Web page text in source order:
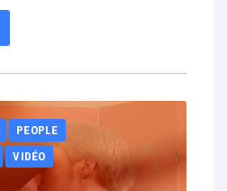
PEOPLE
VIDÉO